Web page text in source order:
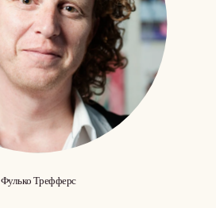
Фулько Трефферс